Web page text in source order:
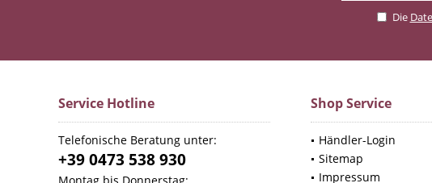
Die
Service Hotline
Telefonische Beratung unter:
+39 0473 538 930
Shop Service
Händler-Login
Sitemap
Impressum